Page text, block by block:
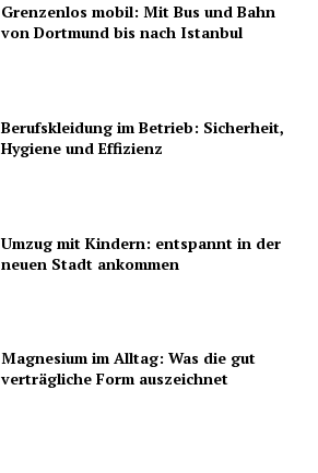
Grenzenlos mobil: Mit Bus und Bahn
von Dortmund bis nach Istanbul
Berufskleidung im Betrieb: Sicherheit,
Hygiene und Effizienz
Umzug mit Kindern: entspannt in der
neuen Stadt ankommen
Magnesium im Alltag: Was die gut
verträgliche Form auszeichnet